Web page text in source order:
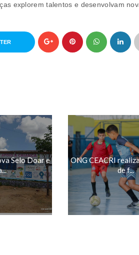
explorem talentos e desenvolvam
Selo Doar e
ONG CEACRI
de f...